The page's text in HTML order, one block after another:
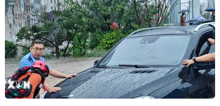
nghìn người bị ảnh hưởng
17/08/2025 03:50
Ngày 16/8, công ty vận hành đường sắt JR Central cho
biết hàng nghìn hành khách đã bị ảnh hưởng sau khi
một đoàn tàu Shinkansen phải dừng hoạt động tại nhà
ga ở miền Trung Nhật Bản.